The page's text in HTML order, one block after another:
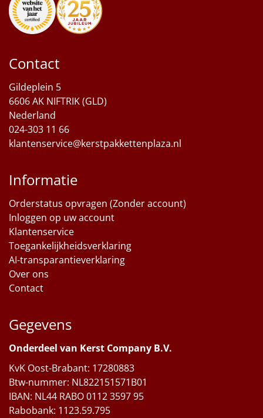
Contact
Gildeplein 5
6606 AK NIFTRIK (GLD)
Nederland
024-303 11 66
klantenservice@kerstpakkettenplaza.nl
Informatie
Orderstatus opvragen (Zonder account)
Inloggen op uw account
Klantenservice
Toegankelijkheidsverklaring
AI-transparantieverklaring
Over ons
Contact
Gegevens
Onderdeel van Kerst Company B.V.
KvK Oost-Brabant: 17280883
Btw-nummer: NL822151571B01
IBAN: NL44 RABO 0112 3597 95
Rabobank: 1123.59.795